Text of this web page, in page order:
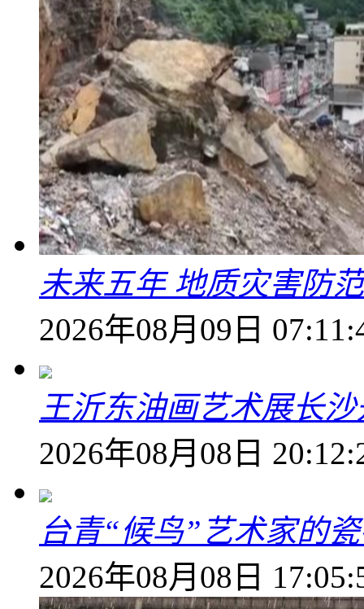
未来五年 地质灾害防
2026年08月09日
王沂东油画艺术展长
2026年08月08日
台青“候鸟”艺术家的
2026年08月08日